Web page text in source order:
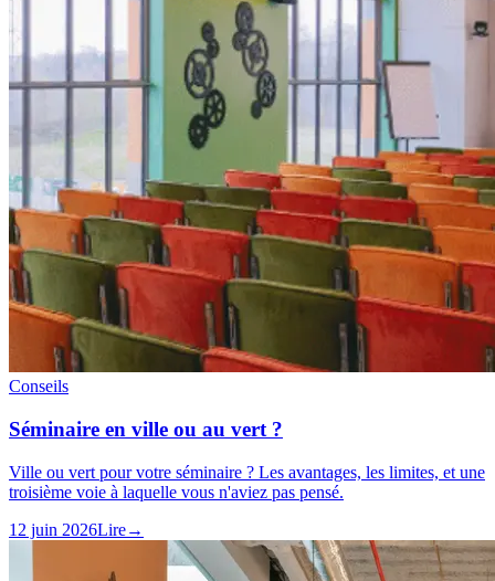
Conseils
Séminaire en ville ou au vert ?
Ville ou vert pour votre séminaire ? Les avantages, les limites, et une
troisième voie à laquelle vous n'aviez pas pensé.
12 juin 2026Lire→